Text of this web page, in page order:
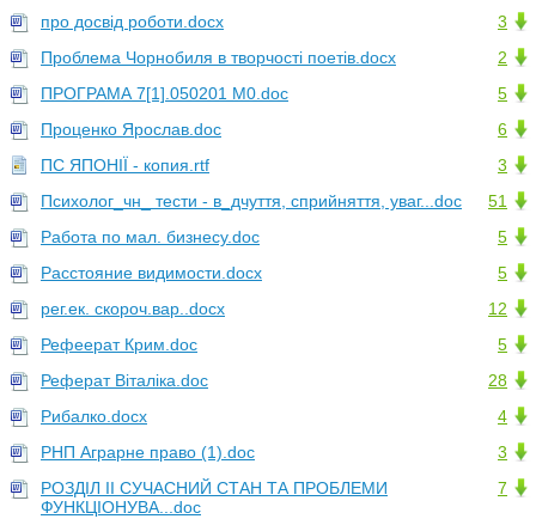
3
про досвід роботи.docx
2
Проблема Чорнобиля в творчості поетів.docx
5
ПРОГРАМА 7[1].050201 М0.doc
6
Проценко Ярослав.doc
3
ПС ЯПОНІЇ - копия.rtf
51
Психолог_чн_ тести - в_дчуття, сприйняття, уваг...doc
5
Работа по мал. бизнесу.doc
5
Расстояние видимости.docx
12
рег.ек. скороч.вар..docx
5
Рефеерат Крим.doc
28
Реферат Віталіка.doc
4
Рибалко.docx
3
РНП Аграрне право (1).doc
7
РОЗДІЛ ІІ СУЧАСНИЙ СТАН ТА ПРОБЛЕМИ
ФУНКЦІОНУВА...doc